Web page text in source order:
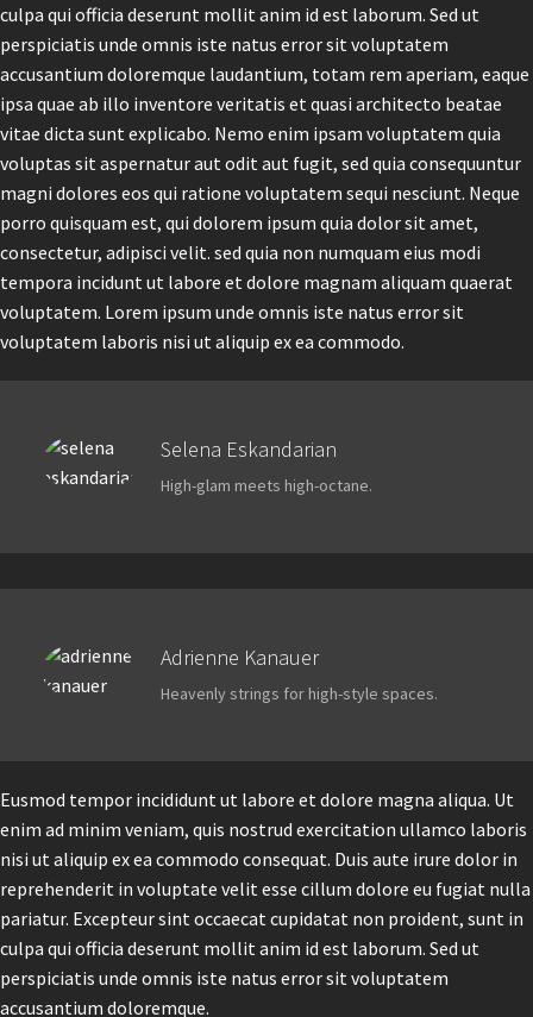
culpa qui officia deserunt mollit anim id est laborum. Sed ut
perspiciatis unde omnis iste natus error sit voluptatem
accusantium doloremque laudantium, totam rem aperiam, eaque
ipsa quae ab illo inventore veritatis et quasi architecto beatae
vitae dicta sunt explicabo. Nemo enim ipsam voluptatem quia
voluptas sit aspernatur aut odit aut fugit, sed quia consequuntur
magni dolores eos qui ratione voluptatem sequi nesciunt. Neque
porro quisquam est, qui dolorem ipsum quia dolor sit amet,
consectetur, adipisci velit. sed quia non numquam eius modi
tempora incidunt ut labore et dolore magnam aliquam quaerat
voluptatem. Lorem ipsum unde omnis iste natus error sit
voluptatem laboris nisi ut aliquip ex ea commodo.
Selena Eskandarian
High-glam meets high-octane.
Adrienne Kanauer
Heavenly strings for high-style spaces.
Eusmod tempor incididunt ut labore et dolore magna aliqua. Ut
enim ad minim veniam, quis nostrud exercitation ullamco laboris
nisi ut aliquip ex ea commodo consequat. Duis aute irure dolor in
reprehenderit in voluptate velit esse cillum dolore eu fugiat nulla
pariatur. Excepteur sint occaecat cupidatat non proident, sunt in
culpa qui officia deserunt mollit anim id est laborum. Sed ut
perspiciatis unde omnis iste natus error sit voluptatem
accusantium doloremque.